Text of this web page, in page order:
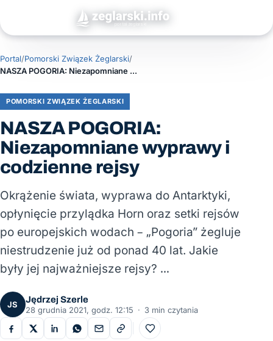
Portal/Pomorski Związek Żeglarski/
NASZA POGORIA: Niezapomniane wyprawy i codzienne rejsy
POMORSKI ZWIĄZEK ŻEGLARSKI
NASZA POGORIA:
Niezapomniane wyprawy i
codzienne rejsy
Okrążenie świata, wyprawa do Antarktyki,
opłynięcie przylądka Horn oraz setki rejsów
po europejskich wodach – „Pogoria” żegluje
niestrudzenie już od ponad 40 lat. Jakie
były jej najważniejsze rejsy? …
JS
Jędrzej Szerle
28 grudnia 2021, godz. 12:15 · 3 min czytania
Do ulubionych